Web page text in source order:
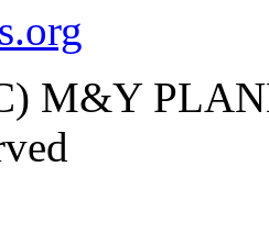
M&Y